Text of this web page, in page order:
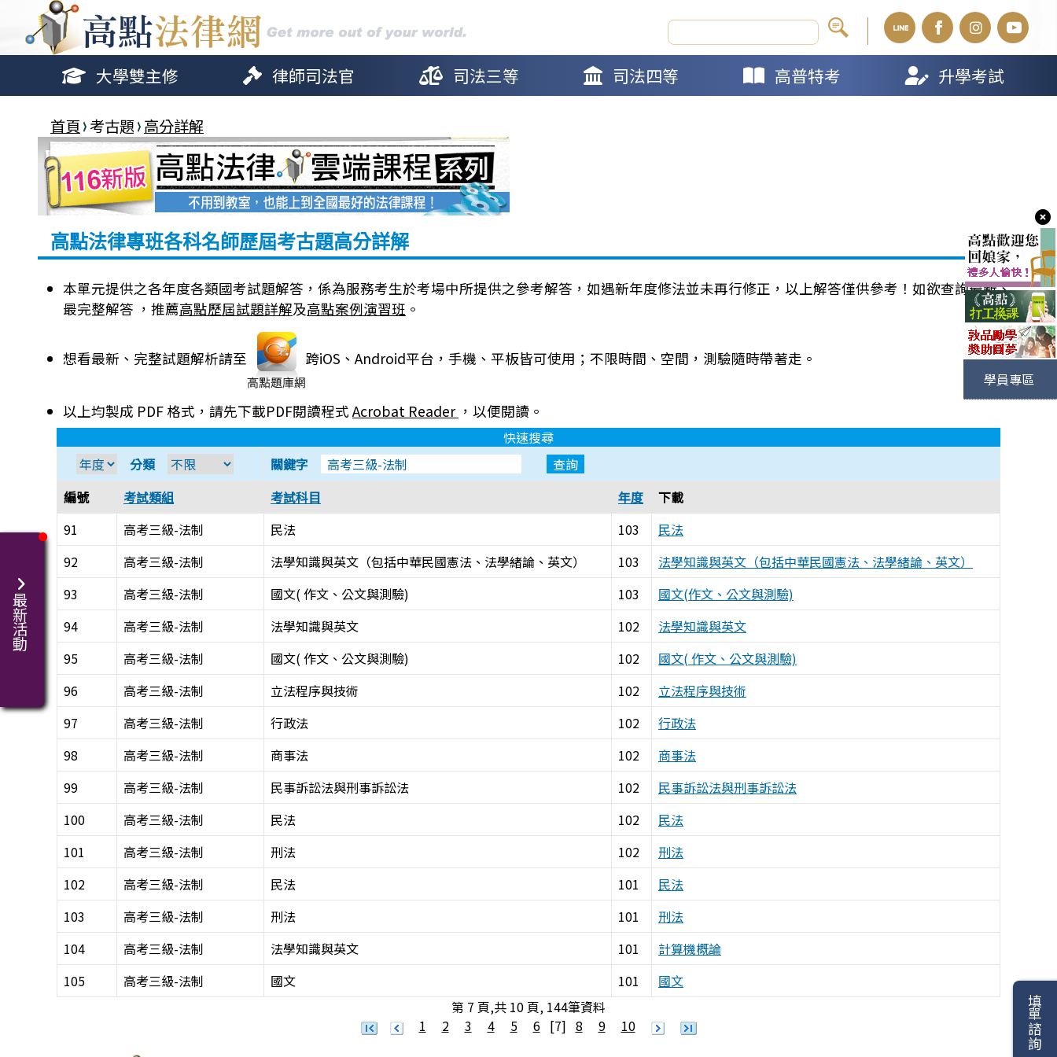
大學雙主修 律師司法官 司法三等 司法四等 高普特考 升學考試
首頁 考古題 高分詳解
高點法律專班各科名師歷屆考古題高分詳解
本單元提供之各年度各類國考試題解答，係為服務考生於考場中所提供之參考解答，如遇新年度修法並未再行修正，以上解答僅供參考！如欲查詢最新、
最完整解答 ，推薦高點歷屆試題詳解及高點案例演習班 。
想看最新、完整試題解析請至 跨iOS、Android平台，手機、平板皆可使用；不限時間、空間，測驗隨時帶著走。
以上均製成 PDF 格式，請先下載PDF閱讀程式Acrobat Reader ，以便閱讀。
快速搜尋
分類
關鍵字
編號
考試類組 考試科目 年度
下載
91
高考三級-法制 民法 103
民法
92
高考三級-法制 法學知識與英文（包括中華民國憲法、法學緒論、英文） 103
法學知識與英文（包括中華民國憲法、法學緒論、英文）
93
高考三級-法制 國文( 作文、公文與測驗) 103
國文(作文、公文與測驗)
94
高考三級-法制 法學知識與英文 102
法學知識與英文
95
高考三級-法制 國文( 作文、公文與測驗) 102
國文( 作文、公文與測驗)
96
高考三級-法制 立法程序與技術 102
立法程序與技術
97
高考三級-法制 行政法 102
行政法
98
高考三級-法制 商事法 102
商事法
99
高考三級-法制 民事訴訟法與刑事訴訟法 102
民事訴訟法與刑事訴訟法
100
高考三級-法制 民法 102
民法
101
高考三級-法制 刑法 102
刑法
102
高考三級-法制 民法 101
民法
103
高考三級-法制 刑法 101
刑法
104
高考三級-法制 法學知識與英文 101
計算機概論
105
高考三級-法制 國文 101
國文
第 7 頁,共 10 頁, 144筆資料
1
2 3 4 5 6 [7] 8 9 10
學員專區
填單諮詢
最新活動